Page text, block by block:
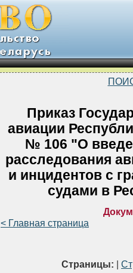
Приказ
авиации
№ 106 "О
расследования
и инцидентов с
судами в
< Главная страница
Страницы: |